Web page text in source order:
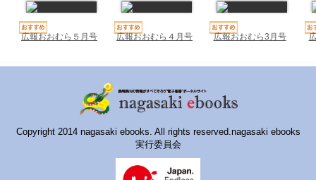
広報おおむら５月号 広報おおむら４月号 広報おおむら3月号
Copyright 2014 nagasaki ebooks. All rights reserved.nagasaki ebooks
実行委員会
おおむらebooks
みなみしまばらebooks
はさみebooks
ながさき市ebooks
さいかいイーブックス
長崎MICE観光マップ